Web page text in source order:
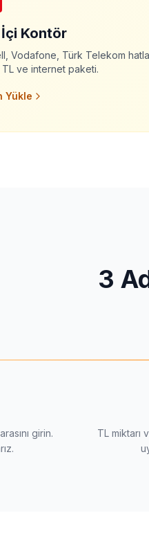
Kontör
Vodafone, Türk Telekom
TL ve internet paketi.
Yükle
3
girin.
TL miktarı